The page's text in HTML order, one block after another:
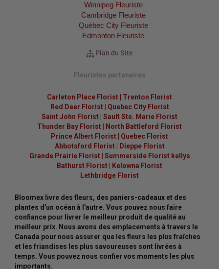
Winnipeg Fleuriste
Cambridge Fleuriste
Québec City Fleuriste
Edmonton Fleuriste
Plan du Site
Fleuristes partenaires
Carleton Place Florist
Trenton Florist
Red Deer Florist| Quebec City Florist
Saint John Florist Sault Ste. Marie Florist
Thunder Bay Florist
North Battleford Florist
Prince Albert Florist
Quebec Florist
Abbotsford Florist|
Dieppe Florist
Grande Prairie Florist| Summerside Florist kellys
Bathurst Florist
Kelowna Florist
Lethbridge Florist
Bloomex livre des fleurs, des paniers-cadeaux et des
plantes d'un océan à l'autre. Vous pouvez nous faire
confiance pour livrer le meilleur produit de qualité au
meilleur prix. Nous avons des emplacements à travers le
Canada pour nous assurer que les fleurs les plus fraîches
et les friandises les plus savoureuses sont livrées à
temps. Vous pouvez nous confier vos moments les plus
importants.